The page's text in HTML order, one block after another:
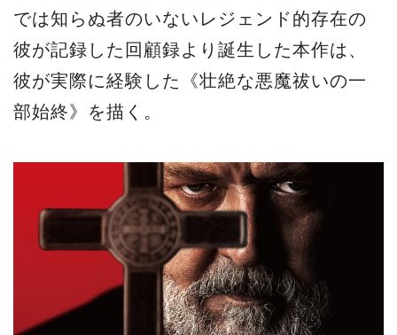
では知らぬ者のいないレジェンド的存在の
彼が記録した回顧録より誕生した本作は、
彼が実際に経験した《壮絶な悪魔祓いの一
部始終》を描く。